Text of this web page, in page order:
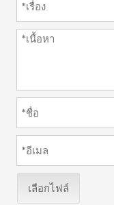
เลือกไฟล์